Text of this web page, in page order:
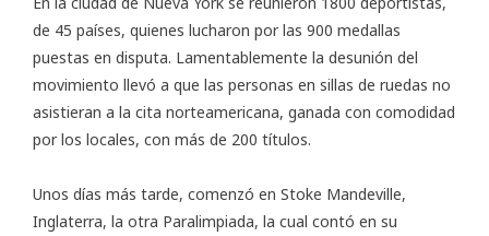
de 45 países, quienes lucharon por las 900 medallas
puestas en disputa. Lamentablemente la desunión del
movimiento llevó a que las personas en sillas de ruedas no
asistieran a la cita norteamericana, ganada con comodidad
por los locales, con más de 200 títulos.
Unos días más tarde, comenzó en Stoke Mandeville,
Inglaterra, la otra Paralimpiada, la cual contó en su